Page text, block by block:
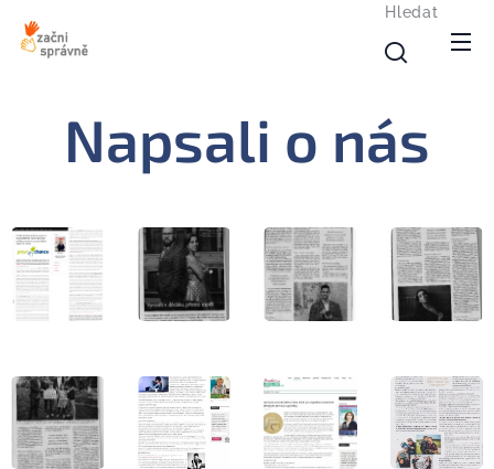
Hledat
Napsali o nás